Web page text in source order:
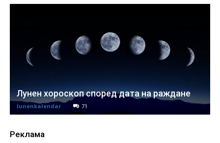
Лунен хороскоп според дата на раждане
lunenkalendar 71
Реклама